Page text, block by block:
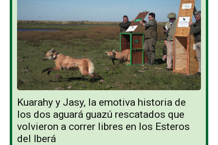
Kuarahy y Jasy, la emotiva historia de
los dos aguará guazú rescatados que
volvieron a correr libres en los Esteros
del Iberá